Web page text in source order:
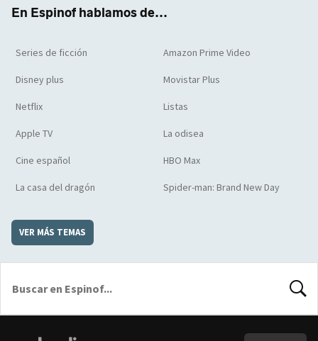
En Espinof hablamos de...
Series de ficción Amazon Prime Video
Disney plus Movistar Plus
Netflix Listas
Apple TV La odisea
Cine español HBO Max
La casa del dragón Spider-man: Brand New Day
VER MÁS TEMAS